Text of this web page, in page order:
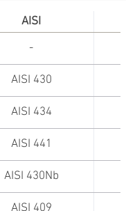
AISI
-
AISI 430
AISI 434
AISI 441
AISI 430Nb
AISI 409